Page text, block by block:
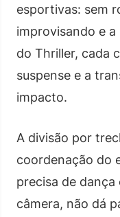
esportivas: sem
improvisando e
do Thriller, cada
suspense e a
impacto.
A divisão por
coordenação do
precisa de
câmera, não dá